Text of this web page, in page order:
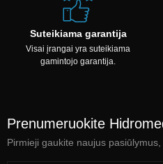
Suteikiama garantija
Visai įrangai yra suteikiama
gamintojo garantija.
Prenumeruokite
Pirmieji gaukite naujus